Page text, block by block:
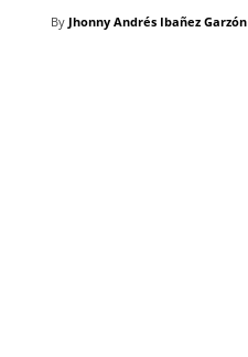
By Jhonny Andrés Ibañez Garzón